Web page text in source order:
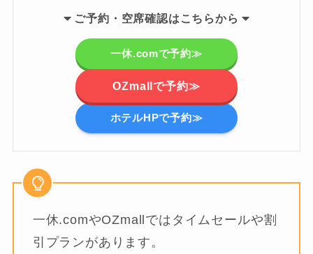
ご予約・空席確認はこちらから
一休.comで予約≫
OZmallで予約≫
ホテルHPで予約≫
一休.comやOZmallではタイムセールや割
引プランがあります。